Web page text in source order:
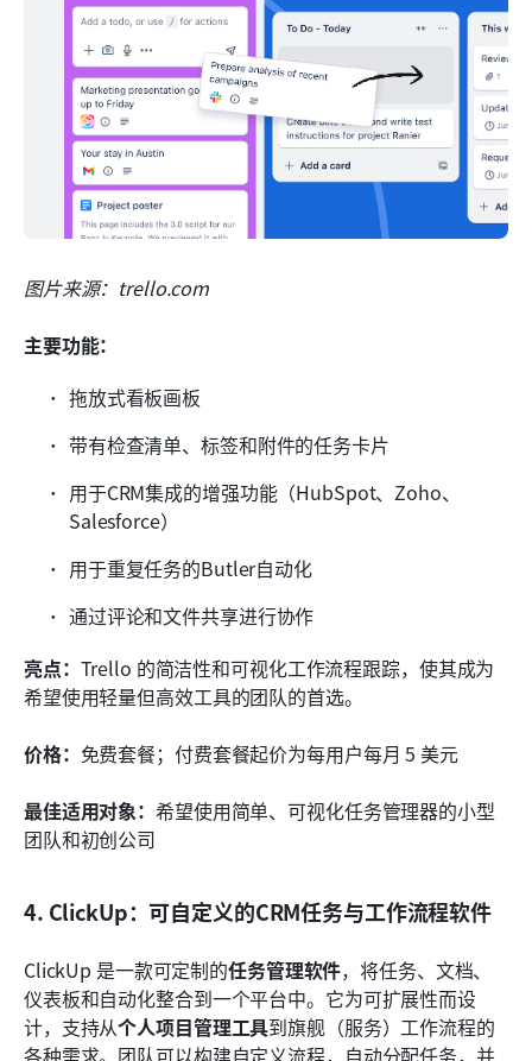
图片来源：trello.com
主要功能：
拖放式看板画板
带有检查清单、标签和附件的任务卡片
用于CRM集成的增强功能（HubSpot、Zoho、
Salesforce）
用于重复任务的Butler自动化
通过评论和文件共享进行协作
亮点： Trello 的简洁性和可视化工作流程跟踪，使其成为
希望使用轻量但高效工具的团队的首选。
价格： 免费套餐；付费套餐起价为每用户每月 5 美元
最佳适用对象：希望使用简单、可视化任务管理器的小型
团队和初创公司
4. ClickUp：可自定义的CRM任务与工作流程软件
ClickUp 是一款可定制的任务管理软件，将任务、文档、
仪表板和自动化整合到一个平台中。它为可扩展性而设
计，支持从个人项目管理工具到旗舰（服务）工作流程的